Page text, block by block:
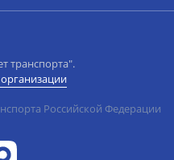
транспорта".
Российской Федерации